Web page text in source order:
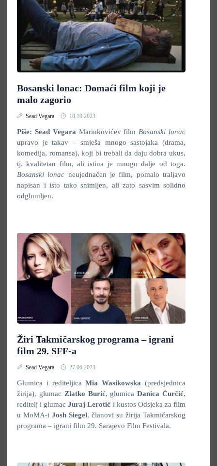
Bosanski lonac: Domaći film koji je
malo zagorio
Sead Vegara 18.10.2023.
Piše: Sead Vegara Marinkovićev film Bosanski lonac
upravo je takav – smješa mnogo sastojaka (drama,
komedija, romansa), koji bi trebali da daju dobra ukus,
tj. kvalitetan film, ali istina je mnogo dalje od toga.
Bosanski lonac neujednačen je film, pomalo traljavo
napisan i isto tako snimljen, ali zato sasvim solidno
odglumljen.
Žiri Takmičarskog programa – igrani
film 29. SFF-a
Sead Vegara 27.06.2023.
Glumica i rediteljicaMia Wasikowska (predsjednica
žirija), glumac Zlatko Burić, glumicaDanica Ćurčić,
reditelj i glumacJuraj Lerotić i kustos Odsjeka za film
u MoMA-i Josh Siegel, članovi su žirija Takmičarskog
programa – igrani film 29. Sarajevo Film Festivala.